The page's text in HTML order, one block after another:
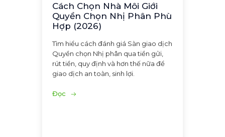
Cách Chọn Nhà Môi Giới
Quyền Chọn Nhị Phân Phù
Hợp (2026)
Tìm hiểu cách đánh giá Sàn giao dịch
Quyền chọn Nhị phân qua tiền gửi,
rút tiền, quy định và hơn thế nữa để
giao dịch an toàn, sinh lợi.
Đọc